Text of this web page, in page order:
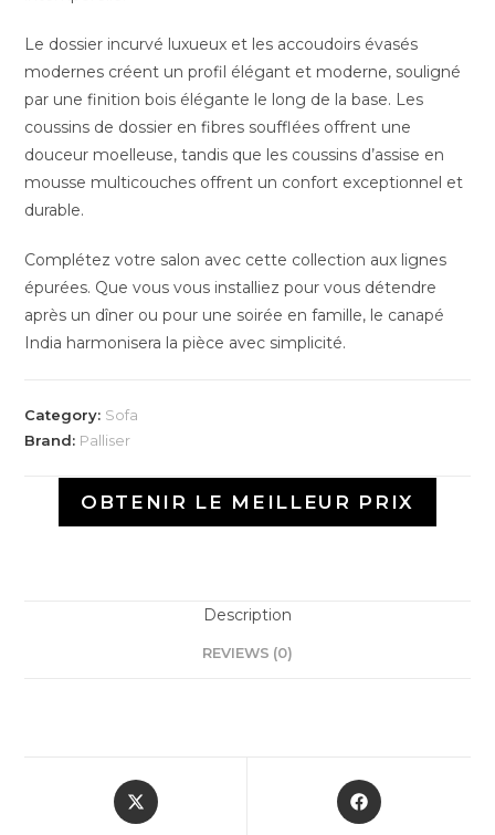
Le dossier incurvé luxueux et les accoudoirs évasés
modernes créent un profil élégant et moderne, souligné
par une finition bois élégante le long de la base. Les
coussins de dossier en fibres soufflées offrent une
douceur moelleuse, tandis que les coussins d’assise en
mousse multicouches offrent un confort exceptionnel et
durable.
Complétez votre salon avec cette collection aux lignes
épurées. Que vous vous installiez pour vous détendre
après un dîner ou pour une soirée en famille, le canapé
India harmonisera la pièce avec simplicité.
Category: Sofa
Brand: Palliser
OBTENIR LE MEILLEUR PRIX
Description
REVIEWS (0)